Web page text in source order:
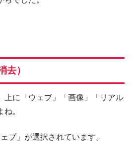
去）
上に「ウェブ」「画像」「リアル
。
ブ」が選択されています。